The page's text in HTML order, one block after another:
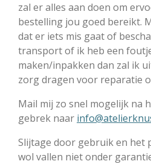
zal er alles aan doen om
bestelling jou goed bereikt.
dat er iets mis gaat of
transport of ik heb een
maken/inpakken dan zal ik
zorg dragen voor reparatie
Mail mij zo snel mogelijk na
gebrek naar
Slijtage door gebruik en het
wol vallen niet onder